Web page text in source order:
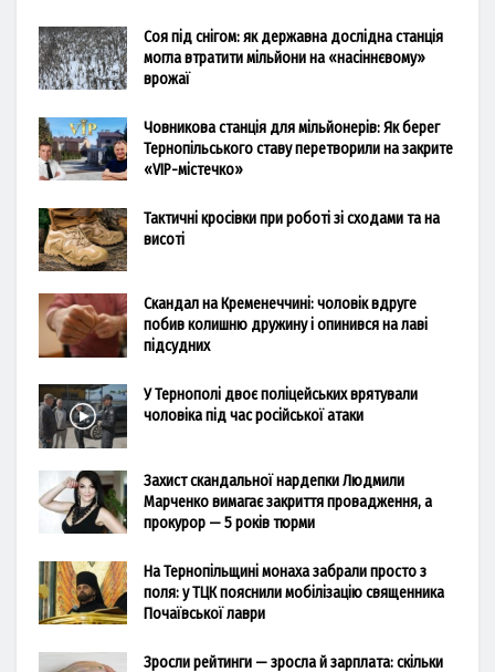
Соя під снігом: як державна дослідна станція
могла втратити мільйони на «насіннєвому»
врожаї
Човникова станція для мільйонерів: Як берег
Тернопільського ставу перетворили на закрите
«VIP-містечко»
Тактичні кросівки при роботі зі сходами та на
висоті
Скандал на Кременеччині: чоловік вдруге
побив колишню дружину і опинився на лаві
підсудних
У Тернополі двоє поліцейських врятували
чоловіка під час російської атаки
Захист скандальної нардепки Людмили
Марченко вимагає закриття провадження, а
прокурор — 5 років тюрми
На Тернопільщині монаха забрали просто з
поля: у ТЦК пояснили мобілізацію священника
Почаївської лаври
Зросли рейтинги — зросла й зарплата: скільки